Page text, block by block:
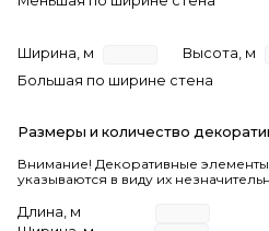
Ширина, м
Высота, м
Большая по ширине стена
Размеры и количество
Внимание! Декоративные
указываются в виду их
Длина, м